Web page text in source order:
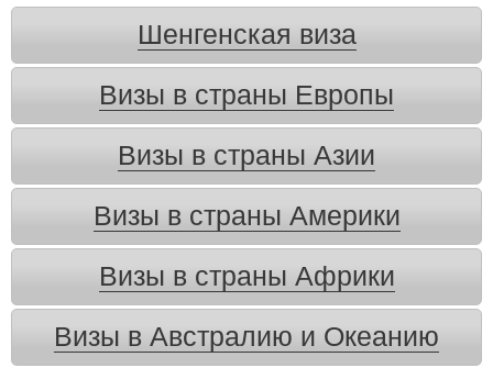
Шенгенская виза
Визы в страны Европы
Визы в страны Азии
Визы в страны Америки
Визы в страны Африки
Визы в Австралию и Океанию